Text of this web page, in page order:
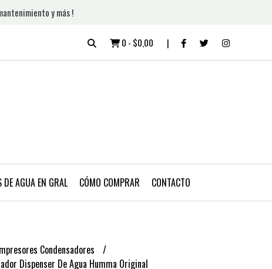
y más !
0 - $0,00
DE AGUA EN GRAL CÓMO COMPRAR CONTACTO
Condensadores
Dispenser De Agua Humma Original